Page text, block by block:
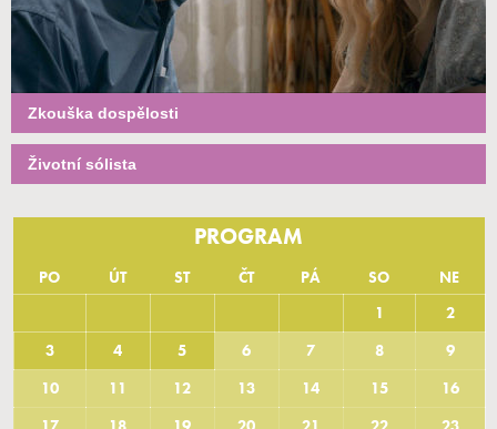
Zkouška dospělosti
Životní sólista
PROGRAM
PO ÚT ST ČT PÁ SO
NE
1
2
3
4 5 6 7 8
9
10
11 12 13 14 15
16